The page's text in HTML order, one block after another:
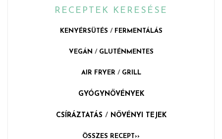
RECEPTEK KERESÉSE
KENYÉRSÜTÉS / FERMENTÁLÁS
VEGÁN / GLUTÉNMENTES
AIR FRYER / GRILL
GYÓGYNÖVÉNYEK
CSÍRÁZTATÁS / NÖVÉNYI TEJEK
ÖSSZES RECEPT››